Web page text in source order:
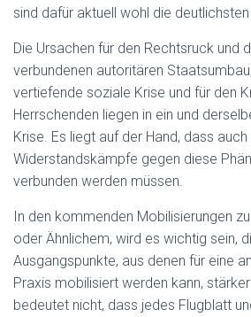
sind dafür aktuell wohl die
Die Ursachen für den Rechtsruck und
verbundenen autoritären
vertiefende soziale Krise und für den
Herrschenden liegen in ein und
Krise. Es liegt auf der Hand, dass auch
Widerstandskämpfe gegen diese
verbunden werden müssen.
In den kommenden Mobilisierungen
oder Ähnlichem, wird es wichtig sein,
Ausgangspunkte, aus denen für eine
Praxis mobilisiert werden kann,
bedeutet nicht, dass jedes Flugblatt